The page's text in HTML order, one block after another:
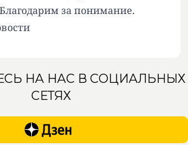
за понимание.
НА НАС В СОЦИАЛЬНЫХ
СЕТЯХ